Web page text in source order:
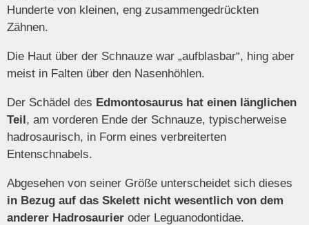
Hunderte von kleinen, eng zusammengedrückten
Zähnen.
Die Haut über der Schnauze war „aufblasbar“, hing aber
meist in Falten über den Nasenhöhlen.
Der Schädel des Edmontosaurus hat einen länglichen
Teil, am vorderen Ende der Schnauze, typischerweise
hadrosaurisch, in Form eines verbreiterten
Entenschnabels.
Abgesehen von seiner Größe unterscheidet sich dieses
in Bezug auf das Skelett nicht wesentlich von dem
anderer Hadrosaurier oder Leguanodontidae.